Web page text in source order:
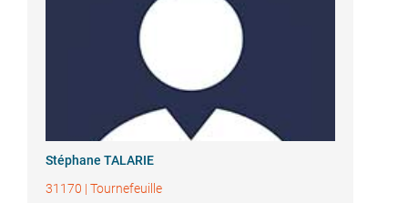
Stéphane TALARIE
31170 | Tournefeuille